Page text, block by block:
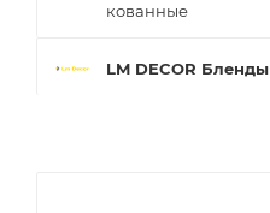
кованные
LM DECOR Бленды